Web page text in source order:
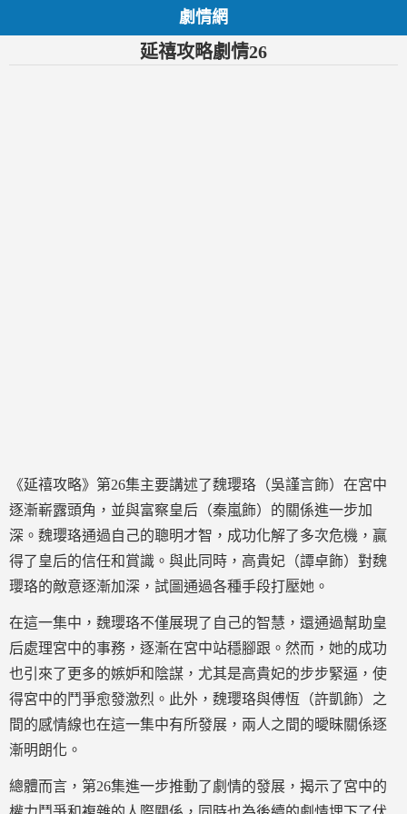
劇情網
延禧攻略劇情26
《延禧攻略》第26集主要講述了魏瓔珞（吳謹言飾）在宮中
逐漸嶄露頭角，並與富察皇后（秦嵐飾）的關係進一步加
深。魏瓔珞通過自己的聰明才智，成功化解了多次危機，贏
得了皇后的信任和賞識。與此同時，高貴妃（譚卓飾）對魏
瓔珞的敵意逐漸加深，試圖通過各種手段打壓她。
在這一集中，魏瓔珞不僅展現了自己的智慧，還通過幫助皇
后處理宮中的事務，逐漸在宮中站穩腳跟。然而，她的成功
也引來了更多的嫉妒和陰謀，尤其是高貴妃的步步緊逼，使
得宮中的鬥爭愈發激烈。此外，魏瓔珞與傅恆（許凱飾）之
間的感情線也在這一集中有所發展，兩人之間的曖昧關係逐
漸明朗化。
總體而言，第26集進一步推動了劇情的發展，揭示了宮中的